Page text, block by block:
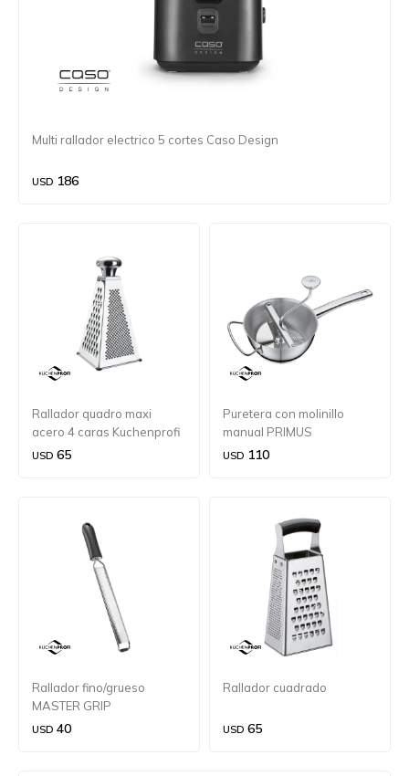
Multi rallador electrico 5 cortes Caso Design
USD 186
Rallador quadro maxi
acero 4 caras Kuchenprofi
USD 65
Puretera con molinillo
manual PRIMUS
USD 110
Rallador fino/grueso
MASTER GRIP
USD 40
Rallador cuadrado
USD 65